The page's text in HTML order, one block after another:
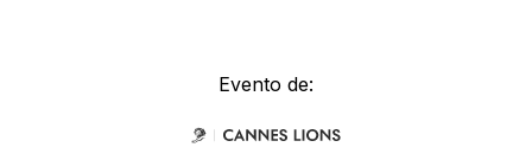
Evento de: